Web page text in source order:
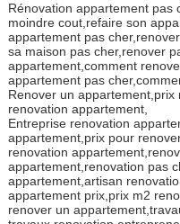
Rénovation appartement pas
moindre cout,refaire son
appartement pas
sa maison pas cher,renover
appartement,comment
appartement pas
Renover un
renovation appartement,
Entreprise renovation
appartement,prix pour
renovation
appartement,renovation pas
appartement,artisan
appartement prix,prix m2
renover un